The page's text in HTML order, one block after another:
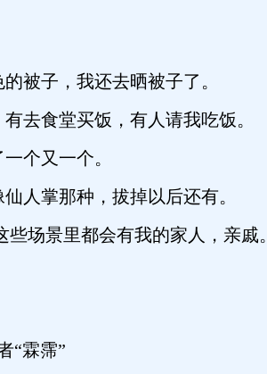
被子，我还去晒被子了。
去食堂买饭，有人请我吃饭。
个又一个。
人掌那种，拔掉以后还有。
场景里都会有我的家人，亲戚。
霖霈”